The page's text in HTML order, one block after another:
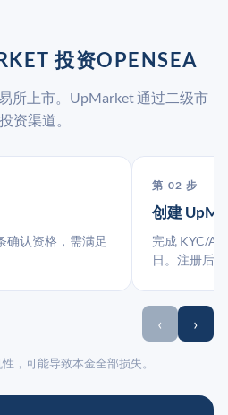
投资OPENSEA
所上市。UpMarket 通过二级市
资渠道。
确认资格，需满足
第 02 步
创建
完成 KYC/
日。注册后
‹ ›
，可能导致本金全部损失。